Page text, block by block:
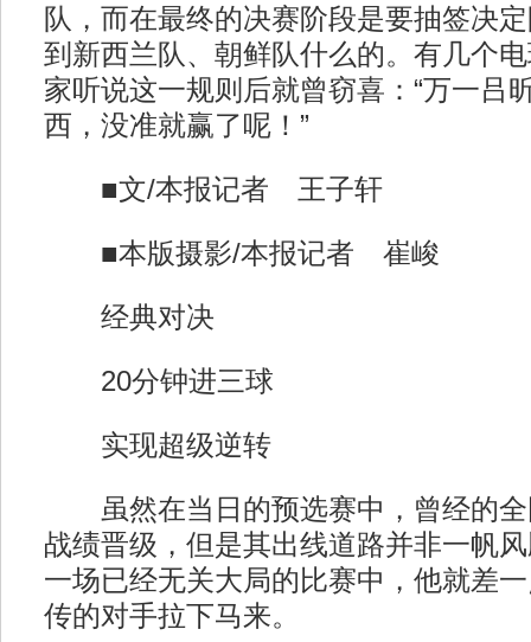
队，而在最终的决赛阶段是要抽签决
到新西兰队、朝鲜队什么的。有几个
家听说这一规则后就曾窃喜：“万一吕
西，没准就赢了呢！”
■文/本报记者 王子轩
■本版摄影/本报记者 崔峻
经典对决
20分钟进三球
实现超级逆转
虽然在当日的预选赛中，曾经的全
战绩晋级，但是其出线道路并非一帆
一场已经无关大局的比赛中，他就差
传的对手拉下马来。